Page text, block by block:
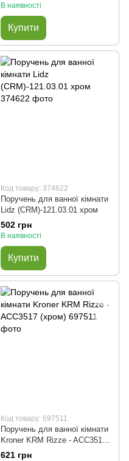
В наявності
Купити
Код товару: 374622
Поручень для ванної кімнати
Lidz (CRM)-121.03.01 хром
502 грн
В наявності
Купити
Код товару: 697511
Поручень для ванної кімнати
Kroner KRM Rizze - ACC3517
(хром)
621 грн